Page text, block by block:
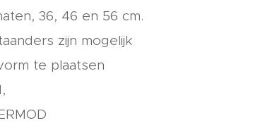
36, 46 en 56 cm.
zijn mogelijk
te plaatsen